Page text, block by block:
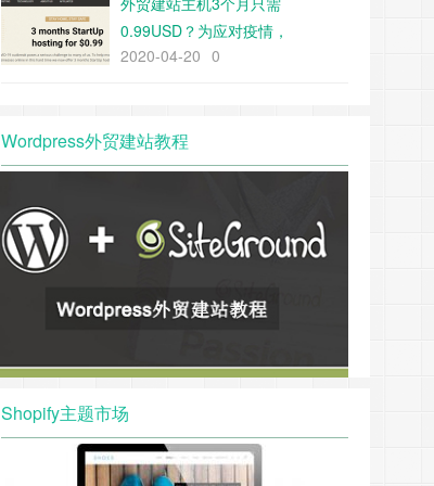
0.99USD？为应对疫情，
Siteground给新用户带来了福利
2020-04-20 0
Wordpress外贸建站教程
Shopify主题市场